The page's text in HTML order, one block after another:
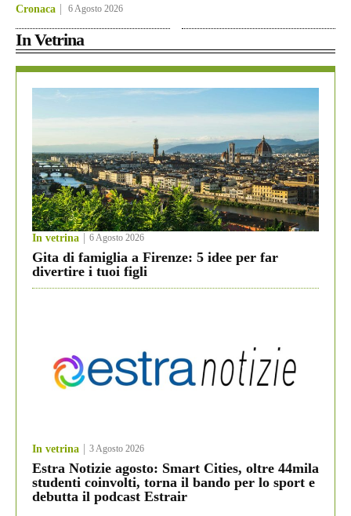
Cronaca 6 Agosto 2026
In Vetrina
In vetrina 6 Agosto 2026
Gita di famiglia a Firenze: 5 idee per far
divertire i tuoi figli
In vetrina 3 Agosto 2026
Estra Notizie agosto: Smart Cities, oltre 44mila
studenti coinvolti, torna il bando per lo sport e
debutta il podcast Estrair